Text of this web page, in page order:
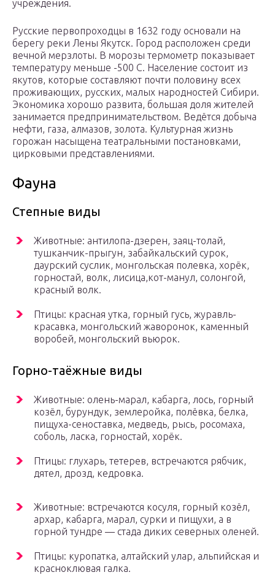
учреждения.
Русские первопроходцы в 1632 году основали на
берегу реки Лены Якутск. Город расположен среди
вечной мерзлоты. В морозы термометр показывает
температуру меньше -500 С. Население состоит из
якутов, которые составляют почти половину всех
проживающих, русских, малых народностей Сибири.
Экономика хорошо развита, большая доля жителей
занимается предпринимательством. Ведётся добыча
нефти, газа, алмазов, золота. Культурная жизнь
горожан насыщена театральными постановками,
цирковыми представлениями.
Фауна
Степные виды
Животные: антилопа-дзерен, заяц-толай,
тушканчик-прыгун, забайкальский сурок,
даурский суслик, монгольская полевка, хорёк,
горностай, волк, лисица,кот-манул, солонгой,
красный волк.
Птицы: красная утка, горный гусь, журавль-
красавка, монгольский жаворонок, каменный
воробей, монгольский вьюрок.
Горно-таёжные виды
Животные: олень-марал, кабарга, лось, горный
козёл, бурундук, землеройка, полёвка, белка,
пищуха-сеноставка, медведь, рысь, росомаха,
соболь, ласка, горностай, хорёк.
Птицы: глухарь, тетерев, встречаются рябчик,
дятел, дрозд, кедровка.
Животные: встречаются косуля, горный козёл,
архар, кабарга, марал, сурки и пищухи, а в
горной тундре — стада диких северных оленей.
Птицы: куропатка, алтайский улар, альпийская и
красноклювая галка.